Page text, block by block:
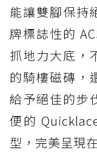
能讓雙腳保持
牌標誌性的
抓地力大底，
的騎樓磁磚，
給予絕佳的步
便的
型，完美呈現